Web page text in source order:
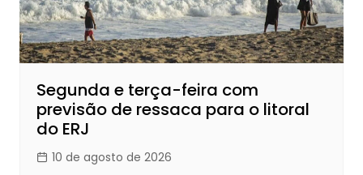
Segunda e terça-feira com
previsão de ressaca para o litoral
do ERJ
10 de agosto de 2026